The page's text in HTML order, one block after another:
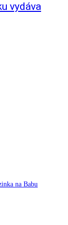
vydáva
na Babu